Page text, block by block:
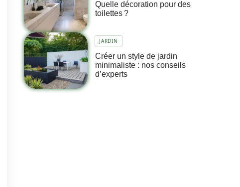
Quelle décoration pour des
toilettes ?
JARDIN
Créer un style de jardin
minimaliste : nos conseils
d’experts